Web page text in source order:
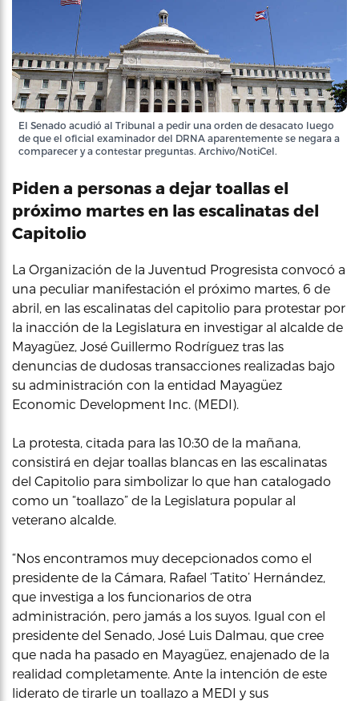
El Senado acudió al Tribunal a pedir una orden de desacato luego
de que el oficial examinador del DRNA aparentemente se negara a
comparecer y a contestar preguntas. Archivo/NotiCel.
Piden a personas a dejar toallas el
próximo martes en las escalinatas del
Capitolio
La Organización de la Juventud Progresista convocó a
una peculiar manifestación el próximo martes, 6 de
abril, en las escalinatas del capitolio para protestar por
la inacción de la Legislatura en investigar al alcalde de
Mayagüez, José Guillermo Rodríguez tras las
denuncias de dudosas transacciones realizadas bajo
su administración con la entidad Mayagüez
Economic Development Inc. (MEDI).
La protesta, citada para las 10:30 de la mañana,
consistirá en dejar toallas blancas en las escalinatas
del Capitolio para simbolizar lo que han catalogado
como un “toallazo” de la Legislatura popular al
veterano alcalde.
“Nos encontramos muy decepcionados como el
presidente de la Cámara, Rafael ‘Tatito’ Hernández,
que investiga a los funcionarios de otra
administración, pero jamás a los suyos. Igual con el
presidente del Senado, José Luis Dalmau, que cree
que nada ha pasado en Mayagüez, enajenado de la
realidad completamente. Ante la intención de este
liderato de tirarle un toallazo a MEDI y sus